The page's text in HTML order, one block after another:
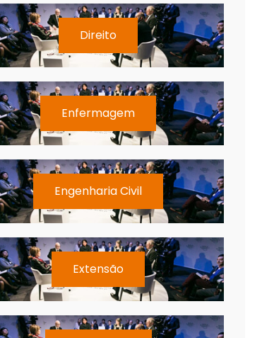
Direito
Enfermagem
Engenharia Civil
Extensão